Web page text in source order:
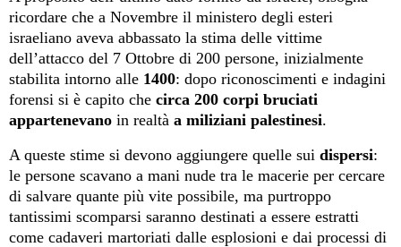
ricordare che a Novembre il ministero degli esteri
israeliano aveva abbassato la stima delle vittime
dell’attacco del 7 Ottobre di 200 persone, inizialmente
stabilita intorno alle 1400: dopo riconoscimenti e indagini
forensi si è capito che circa 200 corpi bruciati
appartenevano in realtà a miliziani palestinesi.
A queste stime si devono aggiungere quelle sui dispersi:
le persone scavano a mani nude tra le macerie per cercare
di salvare quante più vite possibile, ma purtroppo
tantissimi scomparsi saranno destinati a essere estratti
come cadaveri martoriati dalle esplosioni e dai processi di